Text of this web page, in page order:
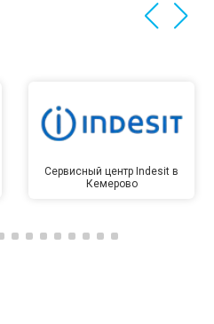
Сервисный центр Indesit в
Кемерово